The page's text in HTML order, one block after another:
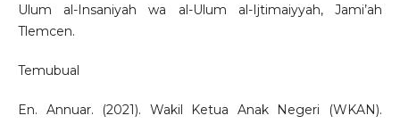
Ulum al-Insaniyah wa al-Ulum al-Ijtimaiyyah, Jami’ah
Tlemcen.
Temubual
En. Annuar. (2021). Wakil Ketua Anak Negeri (WKAN).